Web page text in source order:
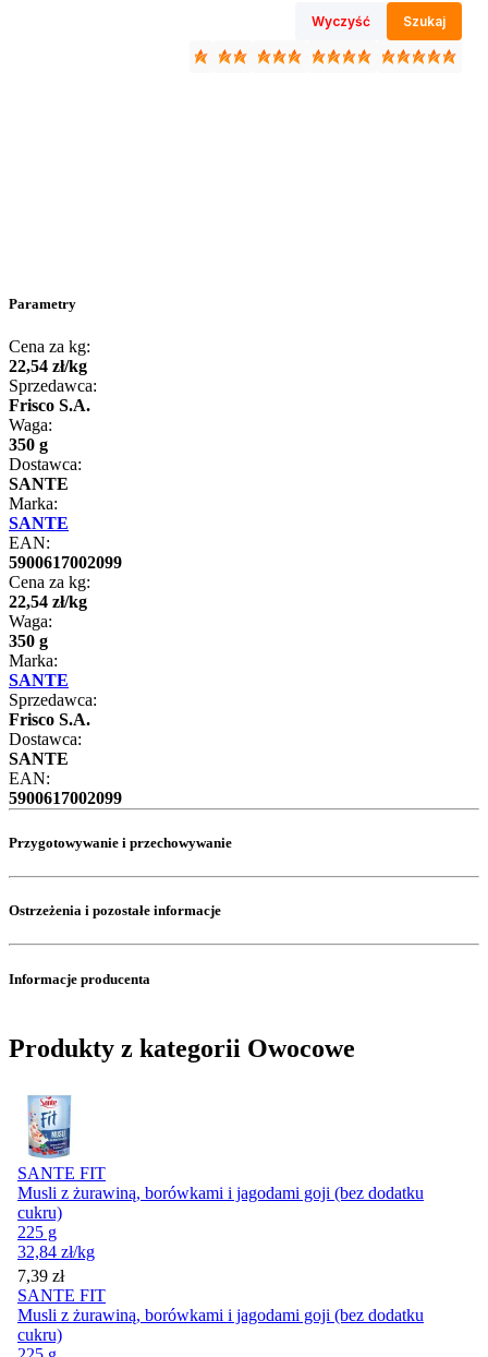
Wyczyść Szukaj
Parametry
Cena za kg:
22,54 zł/kg
Sprzedawca:
Frisco S.A.
Waga:
350 g
Dostawca:
SANTE
Marka:
SANTE
EAN:
5900617002099
Cena za kg:
22,54 zł/kg
Waga:
350 g
Marka:
SANTE
Sprzedawca:
Frisco S.A.
Dostawca:
SANTE
EAN:
5900617002099
Przygotowywanie i przechowywanie
Ostrzeżenia i pozostałe informacje
Informacje producenta
Produkty z kategorii Owocowe
SANTE FIT
Musli z żurawiną, borówkami i jagodami goji (bez dodatku
cukru)
225 g
32,84 zł/kg
Cena
7,39 zł
SANTE FIT
Musli z żurawiną, borówkami i jagodami goji (bez dodatku
cukru)